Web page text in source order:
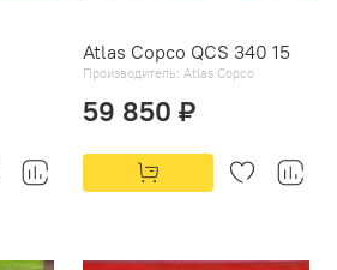
Atlas Copco QCS 340 15
Производитель: Atlas Copco
59 850 ₽